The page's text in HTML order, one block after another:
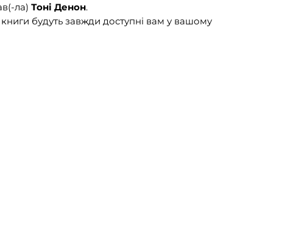
ла) Тоні Денон.
будуть завжди доступні вам у вашому